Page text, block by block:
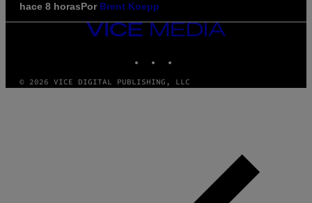
hace 8 horasPor Brent Koepp
VICE
MEDIA
© 2026 VICE DIGITAL PUBLISHING, LLC